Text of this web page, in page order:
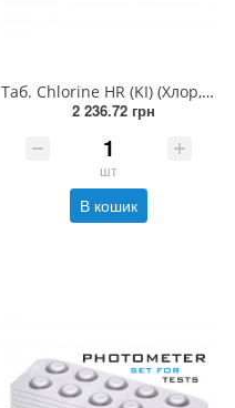
Таб. Chlorine HR (KI) (Хлор, 5 - 200 мг/л) (250 піг/уп.) (10 піг/шт) PrimeLab
2 236.72 грн
шт
В кошик